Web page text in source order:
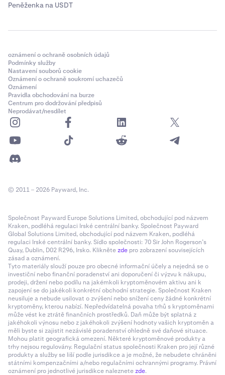
Peněženka na USDT
oznámení o ochraně osobních údajů
Podmínky služby
Nastavení souborů cookie
Oznámení o ochraně soukromí uchazečů
Oznámení
Pravidla obchodování na burze
Centrum pro dodržování předpisů
Neprodávat/nesdílet
© 2011 – 2026 Payward, Inc.
Společnost Payward Europe Solutions Limited, obchodující pod názvem
Kraken, podléhá regulaci Irské centrální banky. Společnost Payward
Global Solutions Limited, obchodující pod názvem Kraken, podléhá
regulaci Irské centrální banky. Sídlo společnosti: 70 Sir John Rogerson’s
Quay, Dublin, D02 R296, Irsko. Kliknětezde pro zobrazení souvisejících
zásad a oznámení.
Tyto materiály slouží pouze pro obecné informační účely a nejedná se o
investiční nebo finanční poradenství ani doporučení či výzvu k nákupu,
prodeji, držení nebo podílu na jakémkoli kryptoměnovém aktivu ani k
zapojení se do jakékoli konkrétní obchodní strategie. Společnost Kraken
neusiluje a nebude usilovat o zvýšení nebo snížení ceny žádné konkrétní
kryptoměny, kterou nabízí. Nepředvídatelná povaha trhů s kryptoměnami
může vést ke ztrátě finančních prostředků. Daň může být splatná z
jakéhokoli výnosu nebo z jakéhokoli zvýšení hodnoty vašich kryptoměn a
měli byste si zajistit nezávislé poradenství ohledně své daňové situace.
Mohou platit geografická omezení. Některé kryptoměnové produkty a
trhy nejsou regulovány. Regulační status společnosti Kraken pro její různé
produkty a služby se liší podle jurisdikce a je možné, že nebudete chráněni
státními kompenzačními a/nebo regulačními ochrannými programy. Právní
oznámení pro jednotlivé jurisdikce naleznetezde.